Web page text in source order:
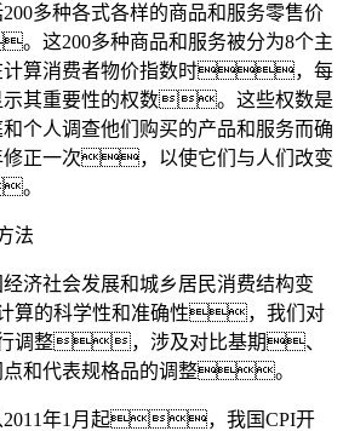
多种各式各样的商品和服务零售价
这200多种商品和服务被分为8个主
算消费者物价指数时，每
示其重要性的权数。这些权数是
个人调查他们购买的产品和服务而确
正一次，以使它们与人们改变
。
法
济社会发展和城乡居民消费结构变
算的科学性和准确性，我们对
行调整，涉及对比基期、
和代表规格品的调整。
年1月起，我国CPI开